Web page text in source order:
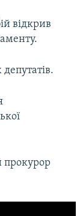
відкрив
прокурор